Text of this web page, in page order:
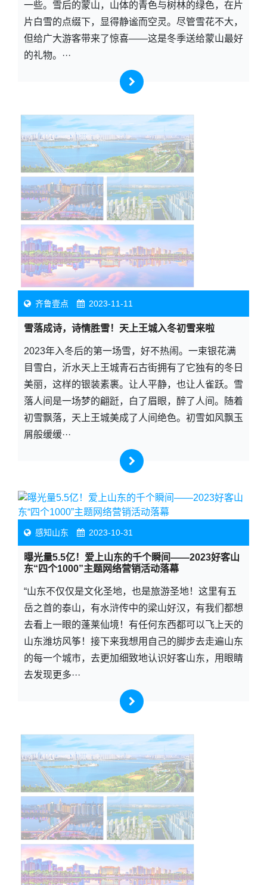
一些。雪后的蒙山，山体的青色与树林的绿色，在片
片白雪的点缀下，显得静谧而空灵。尽管雪花不大，
但给广大游客带来了惊喜——这是冬季送给蒙山最好
的礼物。···
齐鲁壹点 2023-11-11
雪落成诗，诗情胜雪！天上王城入冬初雪来啦
2023年入冬后的第一场雪，好不热闹。一束银花满
目雪白，沂水天上王城青石古街拥有了它独有的冬日
美丽，这样的银装素裹。让人平静，也让人雀跃。雪
落人间是一场梦的翩跹，白了眉眼，醉了人间。随着
初雪飘落，天上王城美成了人间绝色。初雪如风飘玉
屑般缓缓···
感知山东 2023-10-31
曝光量5.5亿！爱上山东的千个瞬间——2023好客山
东“四个1000”主题网络营销活动落幕
“山东不仅仅是文化圣地，也是旅游圣地！这里有五
岳之首的泰山，有水浒传中的梁山好汉，有我们都想
去看上一眼的蓬莱仙境！有任何东西都可以飞上天的
山东潍坊风筝！接下来我想用自己的脚步去走遍山东
的每一个城市，去更加细致地认识好客山东，用眼睛
去发现更多···